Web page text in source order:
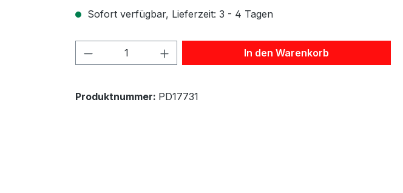
Sofort verfügbar, Lieferzeit: 3 - 4 Tagen
Produkt Anzahl: Gib den gewünschten Wert
In den Warenkorb
Produktnummer: PD17731